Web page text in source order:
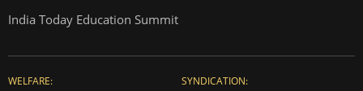
India Today Education Summit
WELFARE: SYNDICATION: